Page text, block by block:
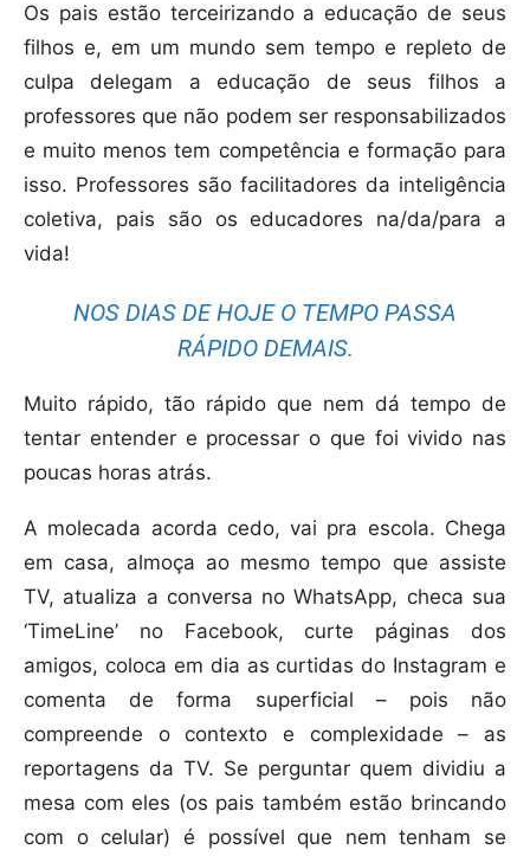
Os pais estão terceirizando a educação de seus
filhos e, em um mundo sem tempo e repleto de
culpa delegam a educação de seus filhos a
professores que não podem ser responsabilizados
e muito menos tem competência e formação para
isso. Professores são facilitadores da inteligência
coletiva, pais são os educadores na/da/para a
vida!
NOS DIAS DE HOJE O TEMPO PASSA
RÁPIDO DEMAIS.
Muito rápido, tão rápido que nem dá tempo de
tentar entender e processar o que foi vivido nas
poucas horas atrás.
A molecada acorda cedo, vai pra escola. Chega
em casa, almoça ao mesmo tempo que assiste
TV, atualiza a conversa no WhatsApp, checa sua
‘TimeLine’ no Facebook, curte páginas dos
amigos, coloca em dia as curtidas do Instagram e
comenta de forma superficial – pois não
compreende o contexto e complexidade – as
reportagens da TV. Se perguntar quem dividiu a
mesa com eles (os pais também estão brincando
com o celular) é possível que nem tenham se